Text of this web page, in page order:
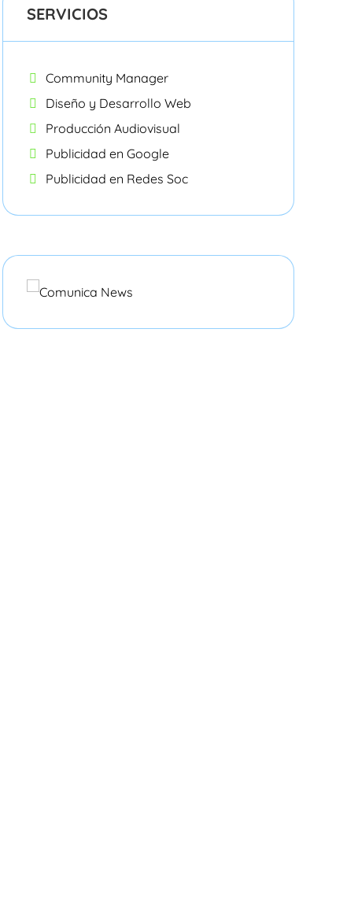
SERVICIOS
Community Manager
Diseño y Desarrollo Web
Producción Audiovisual
Publicidad en Google
Publicidad en Redes Soc